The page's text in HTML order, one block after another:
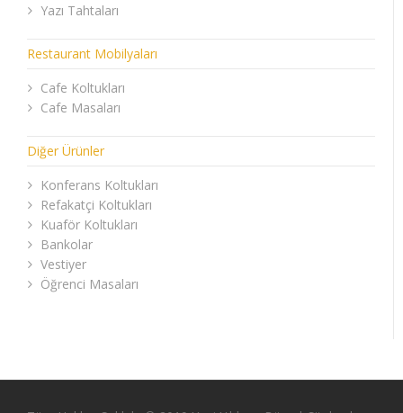
Yazı Tahtaları
Restaurant Mobilyaları
Cafe Koltukları
Cafe Masaları
Diğer Ürünler
Konferans Koltukları
Refakatçi Koltukları
Kuaför Koltukları
Bankolar
Vestiyer
Öğrenci Masaları